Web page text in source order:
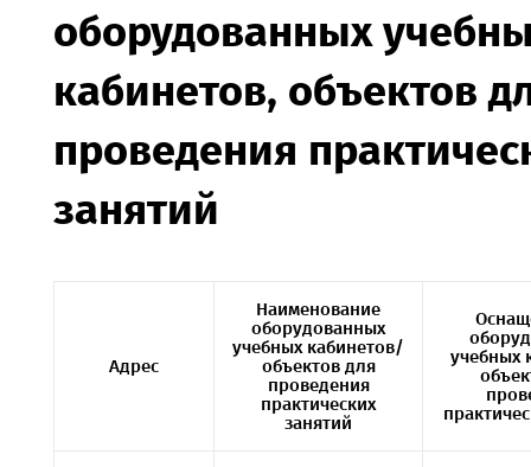
оборудованных
кабинетов, объектов
проведения
занятий
Адрес
Наименование
оборудованных
учебных кабинетов/
объектов для
проведения
практических
занятий
учебных